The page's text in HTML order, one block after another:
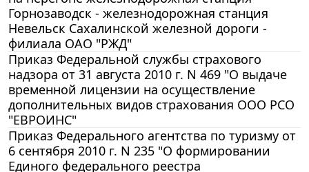
Горнозаводск - железнодорожная станция
Невельск Сахалинской железной дороги -
филиала ОАО "РЖД"
Приказ Федеральной службы страхового
надзора от 31 августа 2010 г. N 469 "О выдаче
временной лицензии на осуществление
дополнительных видов страхования ООО РСО
"ЕВРОИНС"
Приказ Федерального агентства по туризму от
6 сентября 2010 г. N 235 "О формировании
Единого федерального реестра